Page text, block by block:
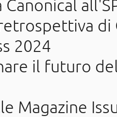
di
2024
il futuro
Magazine